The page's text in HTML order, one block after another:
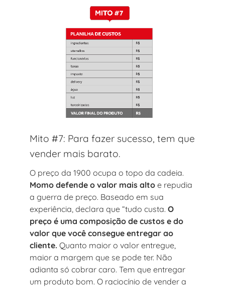
Mito #7: Para fazer sucesso, tem que
vender mais barato.
O preço da 1900 ocupa o topo da cadeia.
Momo defende o valor mais alto e repudia
a guerra de preço. Baseado em sua
experiência, declara que “tudo custa. O
preço é uma composição de custos e do
valor que você consegue entregar ao
cliente. Quanto maior o valor entregue,
maior a margem que se pode ter. Não
adianta só cobrar caro. Tem que entregar
um produto bom. O raciocínio de vender a